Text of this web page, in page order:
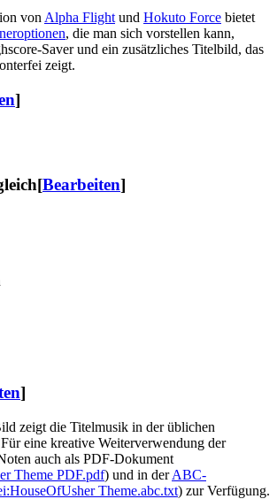
von Alpha Flight und Hokuto Force bietet
, die man sich vorstellen kann,
Saver und ein zusätzliches Titelbild, das
zeigt.
]
[Bearbeiten]
]
zeigt die Titelmusik in der üblichen
eine kreative Weiterverwendung der
auch als PDF-Dokument
Theme PDF.pdf) und in derABC-
Theme.abc.txt) zur Verfügung.